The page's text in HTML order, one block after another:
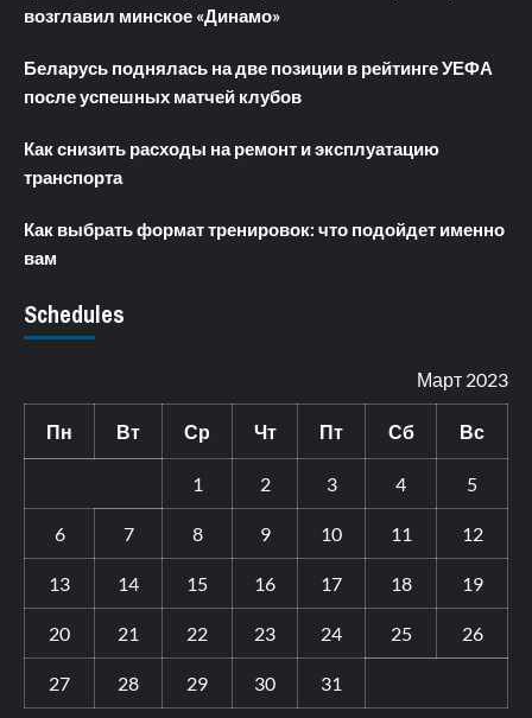
возглавил минское «Динамо»
Беларусь поднялась на две позиции в рейтинге УЕФА
после успешных матчей клубов
Как снизить расходы на ремонт и эксплуатацию
транспорта
Как выбрать формат тренировок: что подойдет именно
вам
Schedules
Март 2023
Пн Вт Ср Чт Пт Сб Вс
1 2 3 4 5
6 7 8 9 10 11 12
13 14 15 16 17 18 19
20 21 22 23 24 25 26
27 28 29 30 31